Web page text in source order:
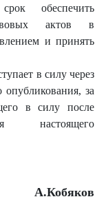
обеспечить
актов в
и принять
в силу через
за
в силу после
настоящего
А.Кобяков